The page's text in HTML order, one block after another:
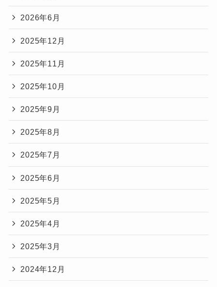
2026年6月
2025年12月
2025年11月
2025年10月
2025年9月
2025年8月
2025年7月
2025年6月
2025年5月
2025年4月
2025年3月
2024年12月